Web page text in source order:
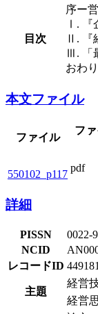
目次
序ー
Ⅰ. 『
Ⅱ. 『
Ⅲ. 「
おわ
本文ファイル
ファイル
フ
550102_p117
pdf
詳細
PISSN
0022-
NCID
レコードID
主題
経営
経営